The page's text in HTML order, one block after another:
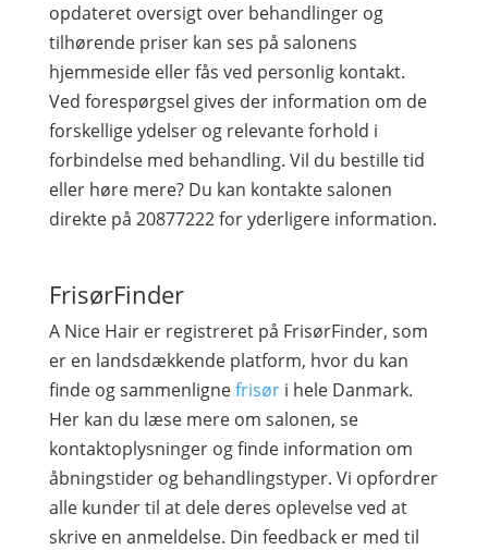
opdateret oversigt over behandlinger og
tilhørende priser kan ses på salonens
hjemmeside eller fås ved personlig kontakt.
Ved forespørgsel gives der information om de
forskellige ydelser og relevante forhold i
forbindelse med behandling. Vil du bestille tid
eller høre mere? Du kan kontakte salonen
direkte på 20877222 for yderligere information.
FrisørFinder
A Nice Hair er registreret på FrisørFinder, som
er en landsdækkende platform, hvor du kan
finde og sammenlignefrisøri hele Danmark.
Her kan du læse mere om salonen, se
kontaktoplysninger og finde information om
åbningstider og behandlingstyper. Vi opfordrer
alle kunder til at dele deres oplevelse ved at
skrive en anmeldelse. Din feedback er med til